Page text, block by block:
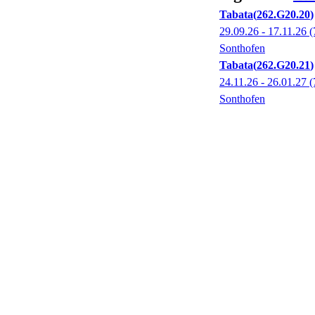
Tabata 262.G20.20
29.09.26 - 17.11.26
Sonthofen
Tabata 262.G20.21
24.11.26 - 26.01.27
Sonthofen